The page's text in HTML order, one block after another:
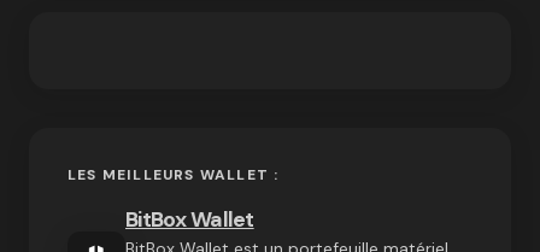
LES MEILLEURS WALLET :
BitBox Wallet